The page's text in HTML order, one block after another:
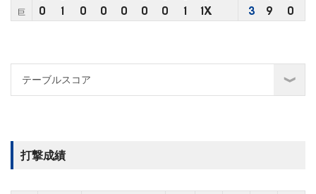
巨 0 1 0 0 0 0 0 1 1X 3 9 0
打撃成績